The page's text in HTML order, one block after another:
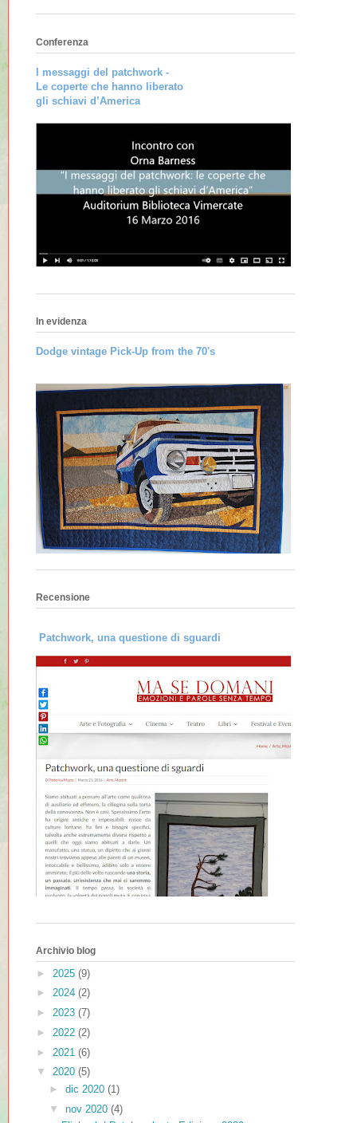
Conferenza
I messaggi del patchwork -
Le coperte che hanno liberato
gli schiavi d’America
In evidenza
Dodge vintage Pick-Up from the 70's
Recensione
Patchwork, una questione di sguardi
Archivio blog
► 2025 (9)
► 2024 (2)
► 2023 (7)
► 2022 (2)
► 2021 (6)
▼ 2020 (5)
► dic 2020 (1)
▼ nov 2020 (4)